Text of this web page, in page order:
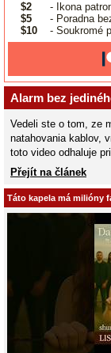
$2
- Ikona
$5
- Poradna
$10
- Soukromé
Alarm bez
Vedeli ste o tom, ze
natahovania kablov,
toto video odhaluje
Přejít na článek
Táto kapela má milióny